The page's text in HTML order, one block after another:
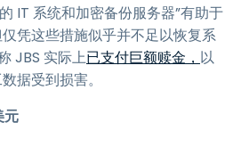
IT 系统和加密备份服务器”有助于
凭这些措施似乎并不足以恢复系
JBS 实际上已支付巨额赎金， 以
据受到损害。
元